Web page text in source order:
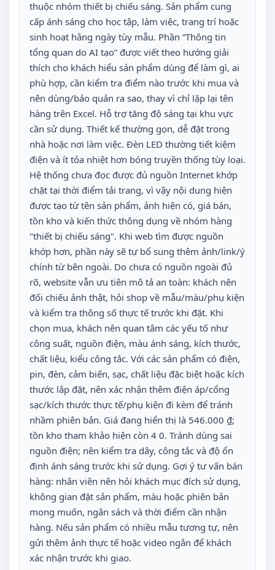
thuộc nhóm thiết bị chiếu sáng. Sản phẩm cung
cấp ánh sáng cho học tập, làm việc, trang trí hoặc
sinh hoạt hằng ngày tùy mẫu. Phần “Thông tin
tổng quan do AI tạo” được viết theo hướng giải
thích cho khách hiểu sản phẩm dùng để làm gì, ai
phù hợp, cần kiểm tra điểm nào trước khi mua và
nên dùng/bảo quản ra sao, thay vì chỉ lặp lại tên
hàng trên Excel. Hỗ trợ tăng độ sáng tại khu vực
cần sử dụng. Thiết kế thường gọn, dễ đặt trong
nhà hoặc nơi làm việc. Đèn LED thường tiết kiệm
điện và ít tỏa nhiệt hơn bóng truyền thống tùy loại.
Hệ thống chưa đọc được đủ nguồn Internet khớp
chặt tại thời điểm tải trang, vì vậy nội dung hiện
được tạo từ tên sản phẩm, ảnh hiện có, giá bán,
tồn kho và kiến thức thông dụng về nhóm hàng
"thiết bị chiếu sáng". Khi web tìm được nguồn
khớp hơn, phần này sẽ tự bổ sung thêm ảnh/link/ý
chính từ bên ngoài. Do chưa có nguồn ngoài đủ
rõ, website vẫn ưu tiên mô tả an toàn: khách nên
đối chiếu ảnh thật, hỏi shop về mẫu/màu/phụ kiện
và kiểm tra thông số thực tế trước khi đặt. Khi
chọn mua, khách nên quan tâm các yếu tố như
công suất, nguồn điện, màu ánh sáng, kích thước,
chất liệu, kiểu công tắc. Với các sản phẩm có điện,
pin, đèn, cảm biến, sạc, chất liệu đặc biệt hoặc kích
thước lắp đặt, nên xác nhận thêm điện áp/cổng
sạc/kích thước thực tế/phụ kiện đi kèm để tránh
nhầm phiên bản. Giá đang hiển thị là 546.000 ₫;
tồn kho tham khảo hiện còn 4 0. Tránh dùng sai
nguồn điện; nên kiểm tra dây, công tắc và độ ổn
định ánh sáng trước khi sử dụng. Gợi ý tư vấn bán
hàng: nhân viên nên hỏi khách mục đích sử dụng,
không gian đặt sản phẩm, màu hoặc phiên bản
mong muốn, ngân sách và thời điểm cần nhận
hàng. Nếu sản phẩm có nhiều mẫu tương tự, nên
gửi thêm ảnh thực tế hoặc video ngắn để khách
xác nhận trước khi giao.